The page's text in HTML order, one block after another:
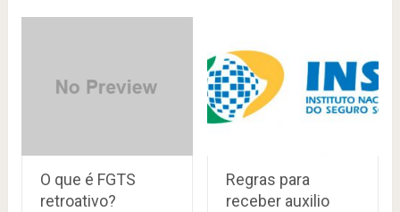
O que é FGTS
retroativo?
Regras para
receber auxilio